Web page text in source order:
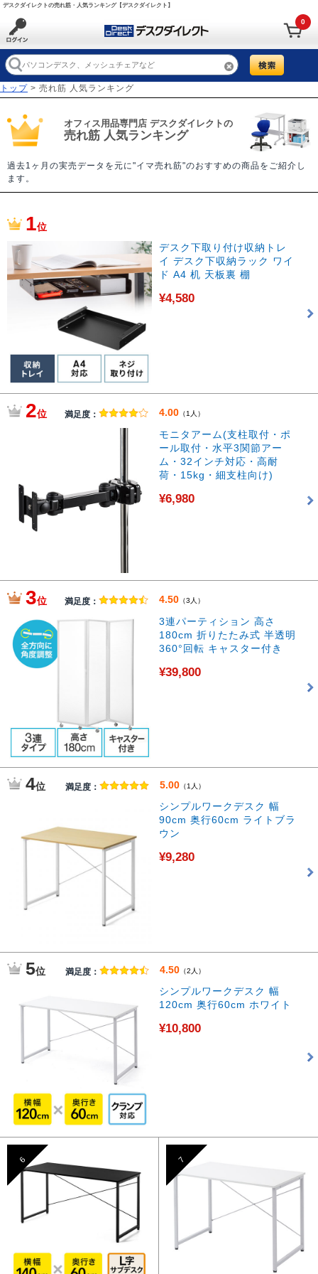
デスクダイレクトの売れ筋・人気ランキング【デスクダイレクト】
0
トップ > 売れ筋 人気ランキング
オフィス用品専門店 デスクダイレクトの
売れ筋 人気ランキング
過去1ヶ月の実売データを元に"イマ売れ筋"のおすすめの商品をご紹介し
ます。
1位
デスク下取り付け収納トレ
イ デスク下収納ラック ワイ
ド A4 机 天板裏 棚
¥4,580
2位 満足度： 4.00 （1人）
モニタアーム(支柱取付・ポ
ール取付・水平3関節アー
ム・32インチ対応・高耐
荷・15kg・細支柱向け)
¥6,980
3位 満足度： 4.50 （3人）
3連パーティション 高さ
180cm 折りたたみ式 半透明
360°回転 キャスター付き
¥39,800
4位 満足度： 5.00 （1人）
シンプルワークデスク 幅
90cm 奥行60cm ライトブラ
ウン
¥9,280
5位 満足度： 4.50 （2人）
シンプルワークデスク 幅
120cm 奥行60cm ホワイト
¥10,800
6 7